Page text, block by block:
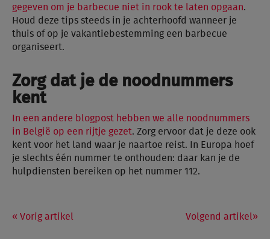
gegeven om je barbecue niet in rook te laten opgaan.
Houd deze tips steeds in je achterhoofd wanneer je
thuis of op je vakantiebestemming een barbecue
organiseert.
Zorg dat je de noodnummers
kent
In een andere blogpost hebben we alle noodnummers
in België op een rijtje gezet. Zorg ervoor dat je deze ook
kent voor het land waar je naartoe reist. In Europa hoef
je slechts één nummer te onthouden: daar kan je de
hulpdiensten bereiken op het nummer 112.
Vorig artikel Volgend artikel